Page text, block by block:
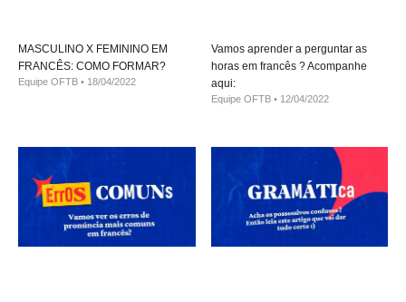
MASCULINO X FEMININO EM
FRANCÊS: COMO FORMAR?
Equipe OFTB 18/04/2022
Vamos aprender a perguntar as
horas em francês ? Acompanhe
aqui:
Equipe OFTB 12/04/2022